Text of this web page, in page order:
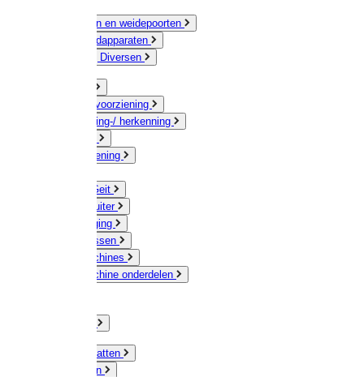
Doorgangen en weidepoorten
Schrikdraadapparaten
Afrastering Diversen
Drinkwatervoorziening
Veemarkering-/ herkenning
Voervoorziening
Schaap / Geit
Paard & Ruiter
Veeverzorging
Scheermessen
Scheermachines
Scheermachine onderdelen
Muizen / Ratten
Drukspuiten